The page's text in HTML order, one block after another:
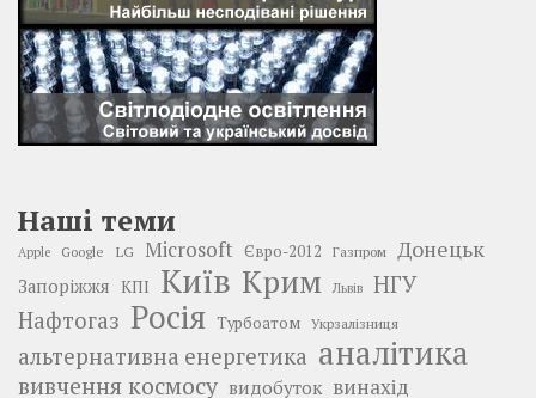
Наші теми
Apple Google LG Microsoft Євро-2012 Газпром Донецьк
Запоріжжя КПІ Київ Крим Львів
НГУ
Нафтогаз Росія Турбоатом Укрзалізниця
альтернативна енергетика аналітика
вивчення космосу видобуток винахід